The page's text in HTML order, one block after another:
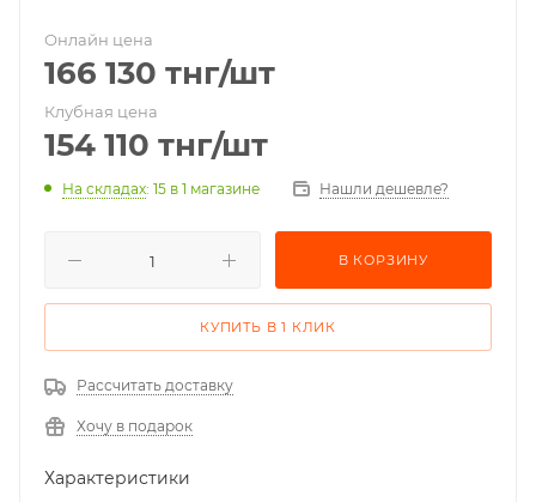
Онлайн цена
166 130 тнг/шт
Клубная цена
154 110 тнг/шт
На складах: 15 в 1 магазине Нашли дешевле?
В КОРЗИНУ
КУПИТЬ В 1 КЛИК
Рассчитать доставку
Хочу в подарок
Характеристики